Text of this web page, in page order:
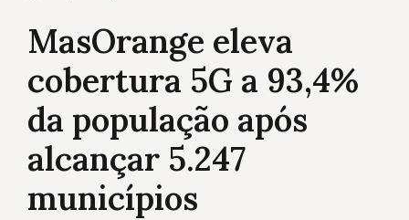
MasOrange eleva
cobertura 5G a 93,4%
da população após
alcançar 5.247
municípios